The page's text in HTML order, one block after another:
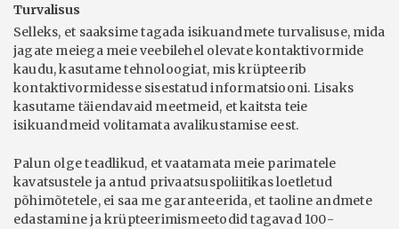
Turvalisus
Selleks, et saaksime tagada isikuandmete turvalisuse, mida
jagate meiega meie veebilehel olevate kontaktivormide
kaudu, kasutame tehnoloogiat, mis krüpteerib
kontaktivormidesse sisestatud informatsiooni. Lisaks
kasutame täiendavaid meetmeid, et kaitsta teie
isikuandmeid volitamata avalikustamise eest.
Palun olge teadlikud, et vaatamata meie parimatele
kavatsustele ja antud privaatsuspoliitikas loetletud
põhimõtetele, ei saa me garanteerida, et taoline andmete
edastamine ja krüpteerimismeetodid tagavad 100-